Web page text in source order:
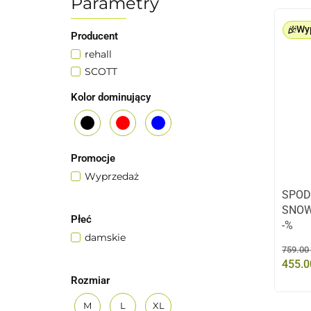
Producent
rehall
SCOTT
Kolor dominujący
czarny czerwonyniebieski
Promocje
Wyprzedaż
Płeć
damskie
Rozmiar
M L XL
-%
759.00